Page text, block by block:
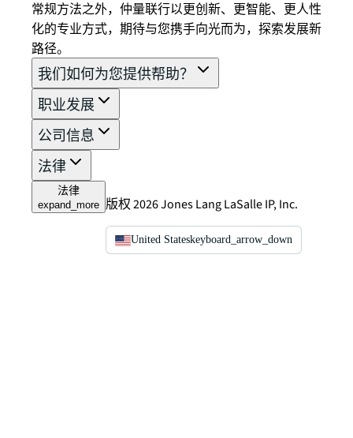
常规方法之外，仲量联行以更创新、更智能、更人性
化的专业方式，期待与您携手向光而为，探索发展新
路径。
我们如何为您提供帮助？
职业发展
公司信息
法律
法律
expand_more 版权 2026 Jones Lang LaSalle IP, Inc.
United Stateskeyboard_arrow_down